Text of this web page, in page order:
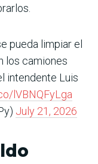
pueda limpiar el
los camiones
intendente Luis
lVBNQFyLga
July 21, 2026